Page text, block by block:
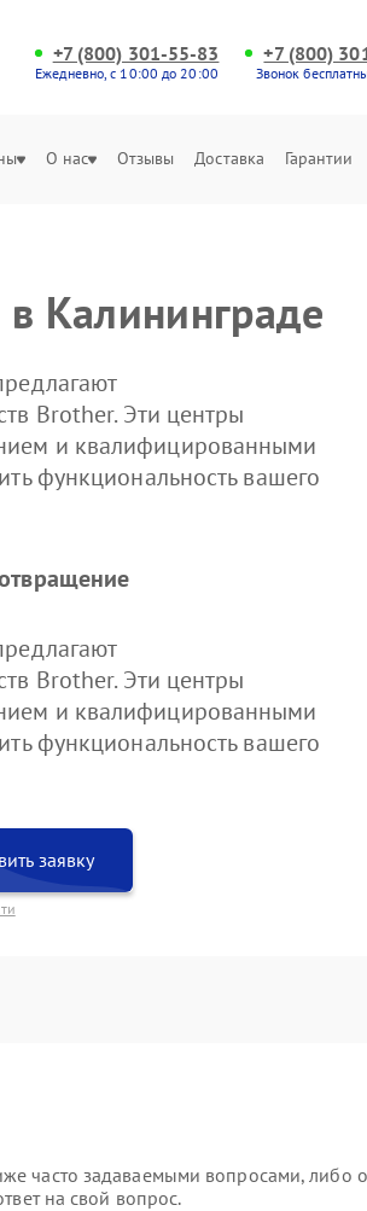
+7 (800) 301-55-83
Ежедневно, с 10:00 до 20:00
+7 (800)
Звонок
О нас Отзывы Доставка Гарантии
Калининграде
Brother. Эти центры
и квалифицированными
функциональность вашего
Brother. Эти центры
и квалифицированными
функциональность вашего
заявку
часто задаваемыми вопросами, либо
на свой вопрос.